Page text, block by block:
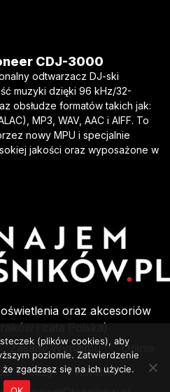
CDJ-3000
odtwarzacz DJ-ski
muzyki dzięki 96 kHz/32-
obsłudze formatów takich jak:
MP3, WAV, AAC i AIFF. To
nowy MPU i specjalnie
jakości oraz wyposażone w
oraz akcesoriów
i cała Polska)
Zasady Wynajmu
Opinie
Wiedzy
Kontakt
(plików cookies), aby
poziomie. Zatwierdzenie
zgadzasz się na ich użycie.